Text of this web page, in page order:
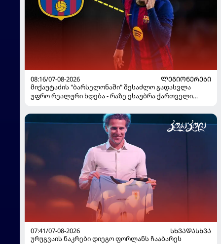
08:16/07-08-2026
ᲚᲔᲒᲘᲝᲜᲔᲠᲔᲑᲘ
მიქაუტაძის "ბარსელონაში" შესაძლო გადასვლა
უფრო რეალური ხდება - რაზე ესაუბრა ქართველი
07:41/07-08-2026
ᲡᲮᲕᲐᲓᲐᲡᲮᲕᲐ
ურუგვაის ნაკრები დიეგო ფორლანს ჩააბარეს